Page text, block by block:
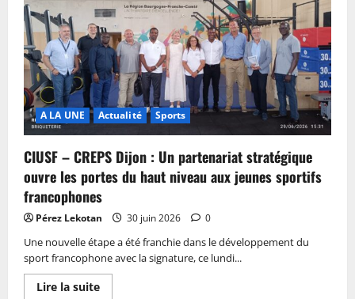
A LA UNE Actualité Sports
CIUSF – CREPS Dijon : Un partenariat stratégique
ouvre les portes du haut niveau aux jeunes sportifs
francophones
Pérez Lekotan 30 juin 2026 0
Une nouvelle étape a été franchie dans le développement du
sport francophone avec la signature, ce lundi...
Lire la suite